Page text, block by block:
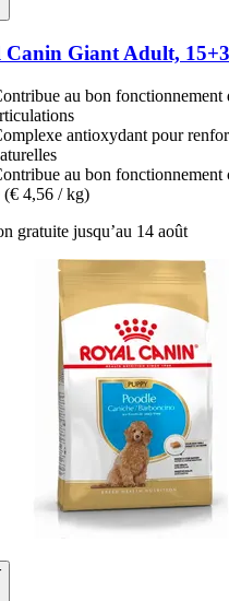
Canin Giant Adult,
au bon fonctionnement
antioxydant pour
au bon fonctionnement
(€ 4,56 / kg)
gratuite jusqu’au 14 août